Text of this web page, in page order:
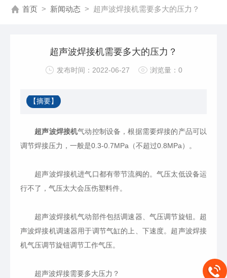
首页 > 新闻动态 > 超声波焊接机需要多大的压力？
超声波焊接机需要多大的压力？
发布时间：2022-06-27 浏览量：0
【摘要】
超声波焊接机气动控制设备，根据需要焊接的产品可以
调节焊接压力，一般是0.3-0.7MPa（不超过0.8MPa）。
超声波焊接机进气口都有带节流阀的。气压太低设备运
行不了，气压太大会压伤塑料件。
超声波焊接机气动部件包括调速器、气压调节旋钮。超
声波焊接机调速器用于调节气缸的上、下速度。超声波焊接
机气压调节旋钮调节工作气压。
超声波焊接需要多大压力？